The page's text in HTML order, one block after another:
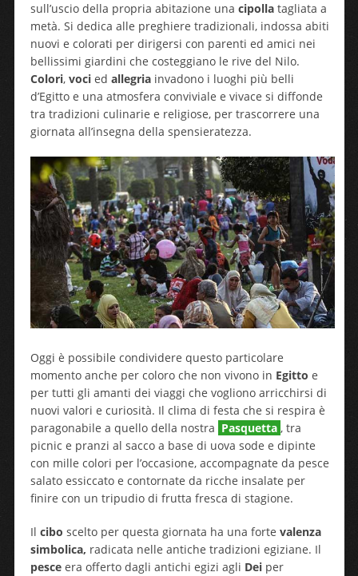
sull’uscio della propria abitazione una cipollatagliata a
metà. Si dedica alle preghiere tradizionali, indossa abiti
nuovi e colorati per dirigersi con parenti ed amici nei
bellissimi giardini che costeggiano le rive del Nilo.
Colori, vocied allegriainvadono i luoghi più belli
d’Egitto e una atmosfera conviviale e vivace si diffonde
tra tradizioni culinarie e religiose, per trascorrere una
giornata all’insegna della spensieratezza.
Oggi è possibile condividere questo particolare
momento anche per coloro che non vivono in Egitto e
per tutti gli amanti dei viaggi che vogliono arricchirsi di
nuovi valori e curiosità. Il clima di festa che si respira è
paragonabile a quello della nostra Pasquetta , tra
picnic e pranzi al sacco a base di uova sode e dipinte
con mille colori per l’occasione, accompagnate da pesce
salato essiccato e contornate da ricche insalate per
finire con un tripudio di frutta fresca di stagione.
Il cibo scelto per questa giornata ha una forte valenza
simbolica, radicata nelle antiche tradizioni egiziane. Il
pesceera offerto dagli antichi egizi agli Deiper